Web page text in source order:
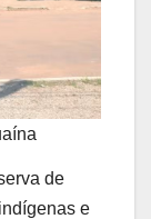
de
e